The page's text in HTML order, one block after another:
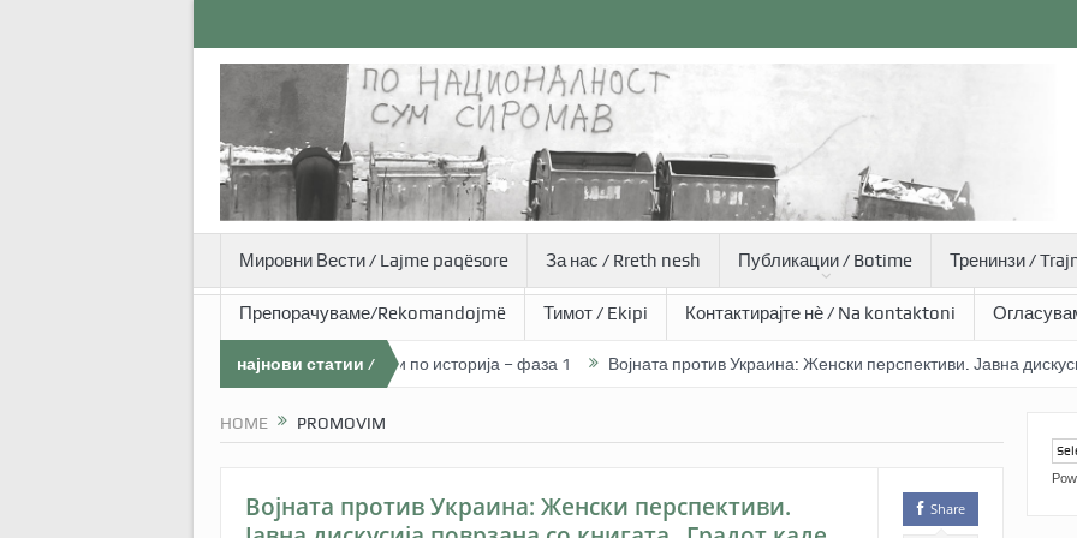
Мировни Вести / Lajme paqësore За нас / Rreth nesh Публикации / Botime Тренинзи /
Препорачуваме/Rekomandojmë Тимот / Ekipi Контактирајте нѐ / Na kontaktoni
најнови статии /
artikujt më të ri
Тренинг програма со наставници– професори по историја – фаза 1 Војната против Украина: Женски перспективи. Јавна дискусија
HOME PROMOVIM
Војната против Украина: Женски перспективи.
Share